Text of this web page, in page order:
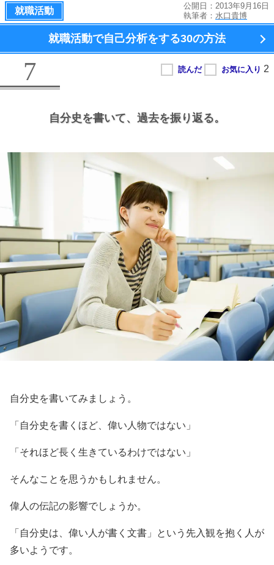
就職活動
公開日：2013年9月16日
執筆者： 水口貴博
就職活動で自己分析をする30の方法
7
自分史を書いて、 過去を振り返る。
自分史を書いてみましょう。
「自分史を書くほど、偉い人物ではない」
「それほど長く生きているわけではない」
そんなことを思うかもしれません。
偉人の伝記の影響でしょうか。
「自分史は、偉い人が書く文書」という先入観を抱く人が
多いようです。